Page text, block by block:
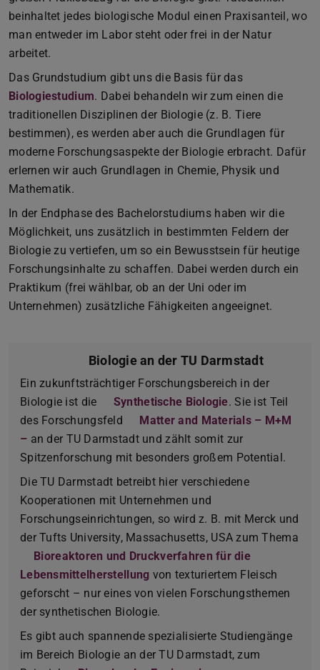
beinhaltet jedes biologische Modul einen Praxisanteil, wo
man entweder im Labor steht oder frei in der Natur
arbeitet.
Das Grundstudium gibt uns die Basis für das
Biologiestudium. Dabei behandeln wir zum einen die
traditionellen Disziplinen der Biologie (z. B. Tiere
bestimmen), es werden aber auch die Grundlagen für
moderne Forschungsaspekte der Biologie erbracht. Dafür
erlernen wir auch Grundlagen in Chemie, Physik und
Mathematik.
In der Endphase des Bachelorstudiums haben wir die
Möglichkeit, uns zusätzlich in bestimmten Feldern der
Biologie zu vertiefen, um so ein Bewusstsein für heutige
Forschungsinhalte zu schaffen. Dabei werden durch ein
Praktikum (frei wählbar, ob an der Uni oder im
Unternehmen) zusätzliche Fähigkeiten angeeignet.
Biologie an der TU Darmstadt
Ein zukunftsträchtiger Forschungsbereich in der
Biologie ist die
Synthetische Biologie. Sie ist Teil
des Forschungsfeld
Matter and Materials – M+M
– an der TU Darmstadt und zählt somit zur
Spitzenforschung mit besonders großem Potential.
Die TU Darmstadt betreibt hier verschiedene
Kooperationen mit Unternehmen und
Forschungseinrichtungen, so wird z. B. mit Merck und
der Tufts University, Massachusetts, USA zum Thema
Bioreaktoren und Druckverfahren für die
Lebensmittelherstellung von texturiertem Fleisch
geforscht – nur eines von vielen Forschungsthemen
der synthetischen Biologie.
Es gibt auch spannende spezialisierte Studiengänge
im Bereich Biologie an der TU Darmstadt, zum